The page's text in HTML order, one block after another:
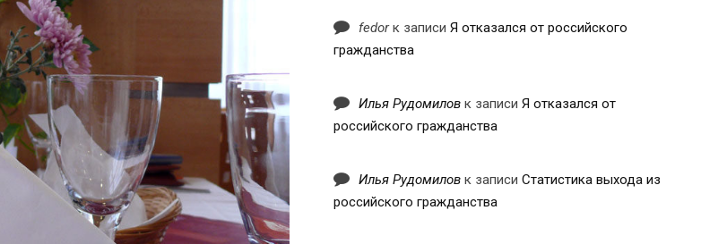
fedorк записи Я отказался от российского
гражданства
Илья Рудомиловк записи Я отказался от
российского гражданства
Илья Рудомиловк записи Статистика выхода из
российского гражданства